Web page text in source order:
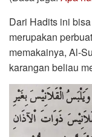
Dari Hadits ini
merupakan
memakainya, Al-
karangan beliau